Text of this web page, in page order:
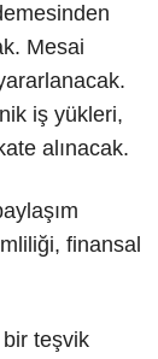
Mesai
iş yükleri,
alınacak.
finansal
bir teşvik